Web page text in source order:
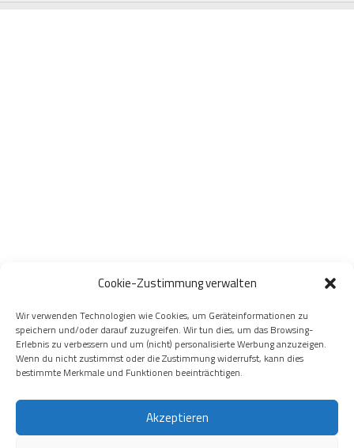
Cookie-Zustimmung verwalten
Wir verwenden Technologien wie Cookies, um Geräteinformationen zu
speichern und/oder darauf zuzugreifen. Wir tun dies, um das Browsing-
Erlebnis zu verbessern und um (nicht) personalisierte Werbung anzuzeigen.
Wenn du nicht zustimmst oder die Zustimmung widerrufst, kann dies
bestimmte Merkmale und Funktionen beeinträchtigen.
Akzeptieren